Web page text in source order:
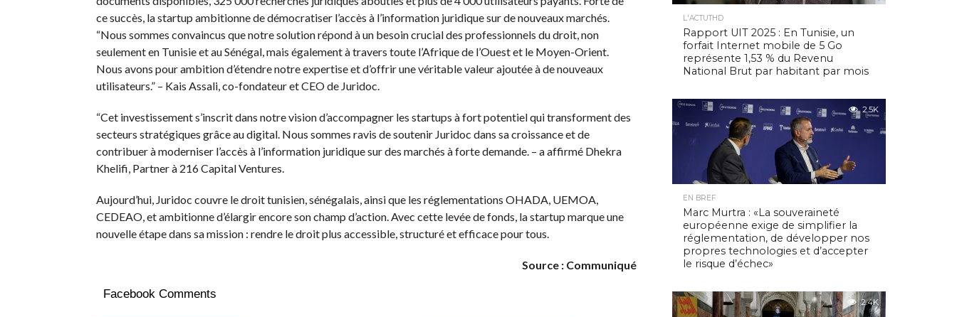
ce succès, la startup ambitionne de démocratiser l’accès à l’information juridique sur de nouveaux marchés.
“Nous sommes convaincus que notre solution répond à un besoin crucial des professionnels du droit, non
seulement en Tunisie et au Sénégal, mais également à travers toute l’Afrique de l’Ouest et le Moyen-Orient.
Nous avons pour ambition d’étendre notre expertise et d’offrir une véritable valeur ajoutée à de nouveaux
utilisateurs.” – Kais Assali, co-fondateur et CEO de Juridoc.
“Cet investissement s’inscrit dans notre vision d’accompagner les startups à fort potentiel qui transforment des
secteurs stratégiques grâce au digital. Nous sommes ravis de soutenir Juridoc dans sa croissance et de
contribuer à moderniser l’accès à l’information juridique sur des marchés à forte demande. – a affirmé Dhekra
Khelifi, Partner à 216 Capital Ventures.
Aujourd’hui, Juridoc couvre le droit tunisien, sénégalais, ainsi que les réglementations OHADA, UEMOA,
CEDEAO, et ambitionne d’élargir encore son champ d’action. Avec cette levée de fonds, la startup marque une
nouvelle étape dans sa mission : rendre le droit plus accessible, structuré et efficace pour tous.
Source : Communiqué
Facebook Comments
L'ACTUTHD
Rapport UIT 2025 : En Tunisie, un
forfait Internet mobile de 5 Go
représente 1,53 % du Revenu
National Brut par habitant par mois
2.5K
EN BREF
Marc Murtra : «La souveraineté
européenne exige de simplifier la
réglementation, de développer nos
propres technologies et d’accepter
le risque d’échec»
2.4K